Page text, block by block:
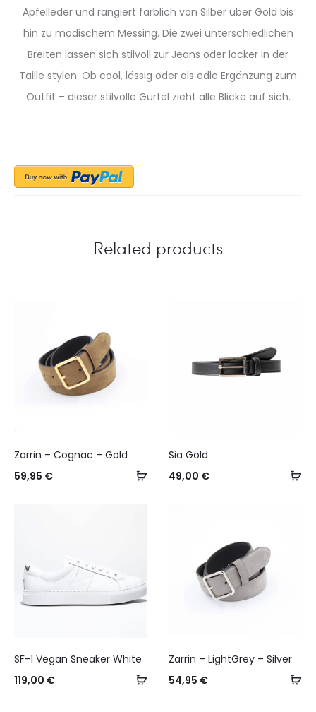
Apfelleder und rangiert farblich von Silber über Gold bis
hin zu modischem Messing. Die zwei unterschiedlichen
Breiten lassen sich stilvoll zur Jeans oder locker in der
Taille stylen. Ob cool, lässig oder als edle Ergänzung zum
Outfit – dieser stilvolle Gürtel zieht alle Blicke auf sich.
Related products
Select
Zarrin – Cognac – Gold
59,95 €
Sia Gold
49,00 €
Select
SF-1 Vegan Sneaker White
119,00 €
Zarrin – LightGrey – Silver
54,95 €